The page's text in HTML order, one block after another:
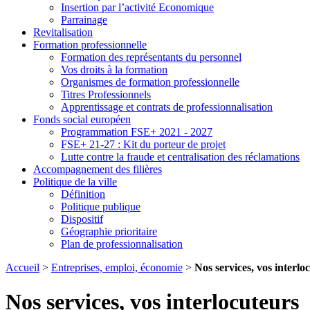
Insertion par l’activité Economique
Parrainage
Revitalisation
Formation professionnelle
Formation des représentants du personnel
Vos droits à la formation
Organismes de formation professionnelle
Titres Professionnels
Apprentissage et contrats de professionnalisation
Fonds social européen
Programmation FSE+ 2021 - 2027
FSE+ 21-27 : Kit du porteur de projet
Lutte contre la fraude et centralisation des réclamations
Accompagnement des filières
Politique de la ville
Définition
Politique publique
Dispositif
Géographie prioritaire
Plan de professionnalisation
Accueil > Entreprises, emploi, économie > Nos services, vos
Nos services, vos interlocuteurs